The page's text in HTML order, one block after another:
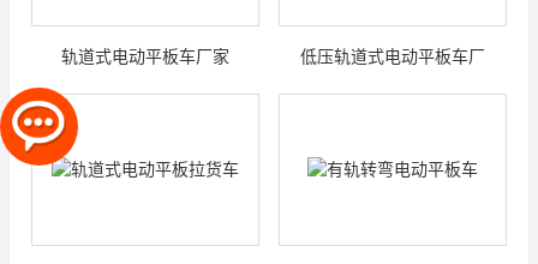
轨道式电动平板车厂家 低压轨道式电动平板车厂